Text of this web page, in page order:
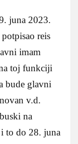
juna 2023.
reis
imam
toj funkciji
bude glavni
v.d.
na
to do 28. juna